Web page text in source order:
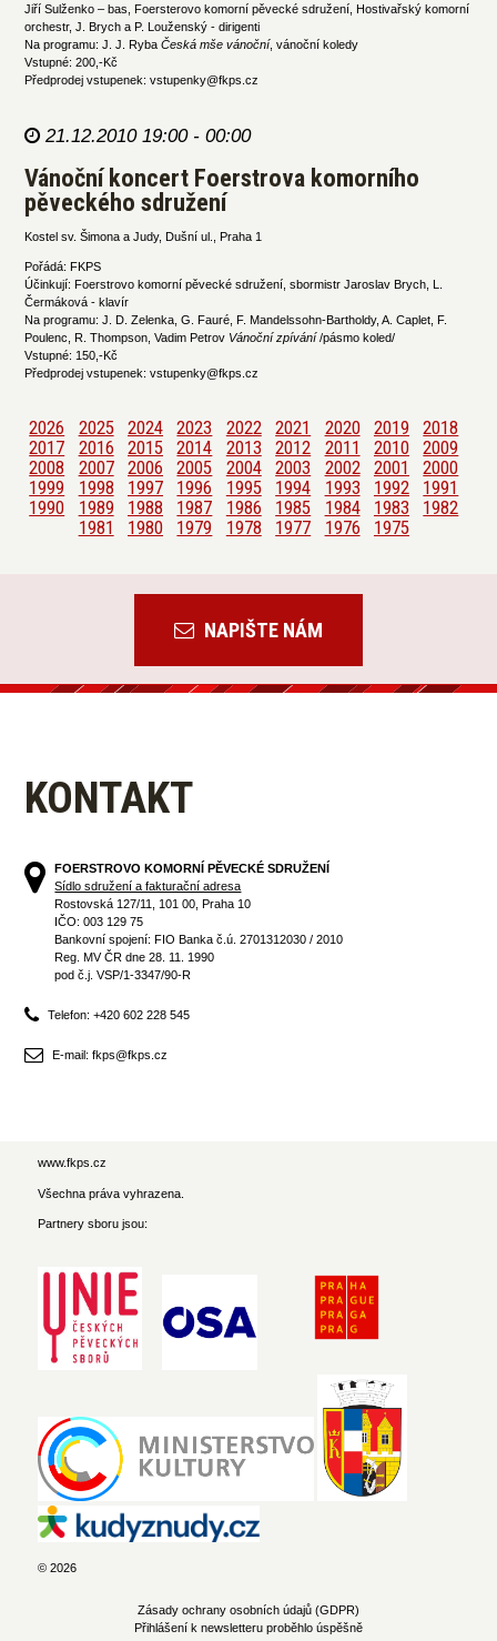
Jiří Sulženko – bas, Foersterovo komorní pěvecké sdružení, Hostivařský komorní
orchestr, J. Brych a P. Louženský - dirigenti
Na programu: J. J. RybaČeská mše vánoční , vánoční koledy
Vstupné: 200,-Kč
Předprodej vstupenek: vstupenky@fkps.cz
21.12.2010 19:00 - 00:00
Vánoční koncert Foerstrova komorního
pěveckého sdružení
Kostel sv. Šimona a Judy, Dušní ul., Praha 1
Pořádá: FKPS
Účinkují: Foerstrovo komorní pěvecké sdružení, sbormistr Jaroslav Brych, L.
Čermáková - klavír
Na programu: J. D. Zelenka, G. Fauré, F. Mandelssohn-Bartholdy, A. Caplet, F.
Poulenc, R. Thompson, Vadim Petrov Vánoční zpívání/pásmo koled/
Vstupné: 150,-Kč
Předprodej vstupenek: vstupenky@fkps.cz
2026 2025 2024 2023 2022 2021 2020 2019
2018
2017
2016 2015 2014 2013 2012 2011 2010
2009
2008
2007 2006 2005 2004 2003 2002 2001
2000
1999
1998 1997 1996 1995 1994 1993 1992
1991
1990
1989 1988 1987 1986 1985 1984 1983
1982
1981
1980 1979 1978 1977 1976 1975
NAPIŠTE NÁM
KONTAKT
FOERSTROVO KOMORNÍ PĚVECKÉ SDRUŽENÍ
Sídlo sdružení a fakturační adresa
Rostovská 127/11, 101 00, Praha 10
IČO: 003 129 75
Bankovní spojení: FIO Banka č.ú. 2701312030 / 2010
Reg. MV ČR dne 28. 11. 1990
pod č.j. VSP/1-3347/90-R
Telefon: +420 602 228 545
E-mail: fkps@fkps.cz
www.fkps.cz
Všechna práva vyhrazena.
Partnery sboru jsou:
© 2026
Zásady ochrany osobních údajů (GDPR)
Přihlášení k newsletteru proběhlo úspěšně